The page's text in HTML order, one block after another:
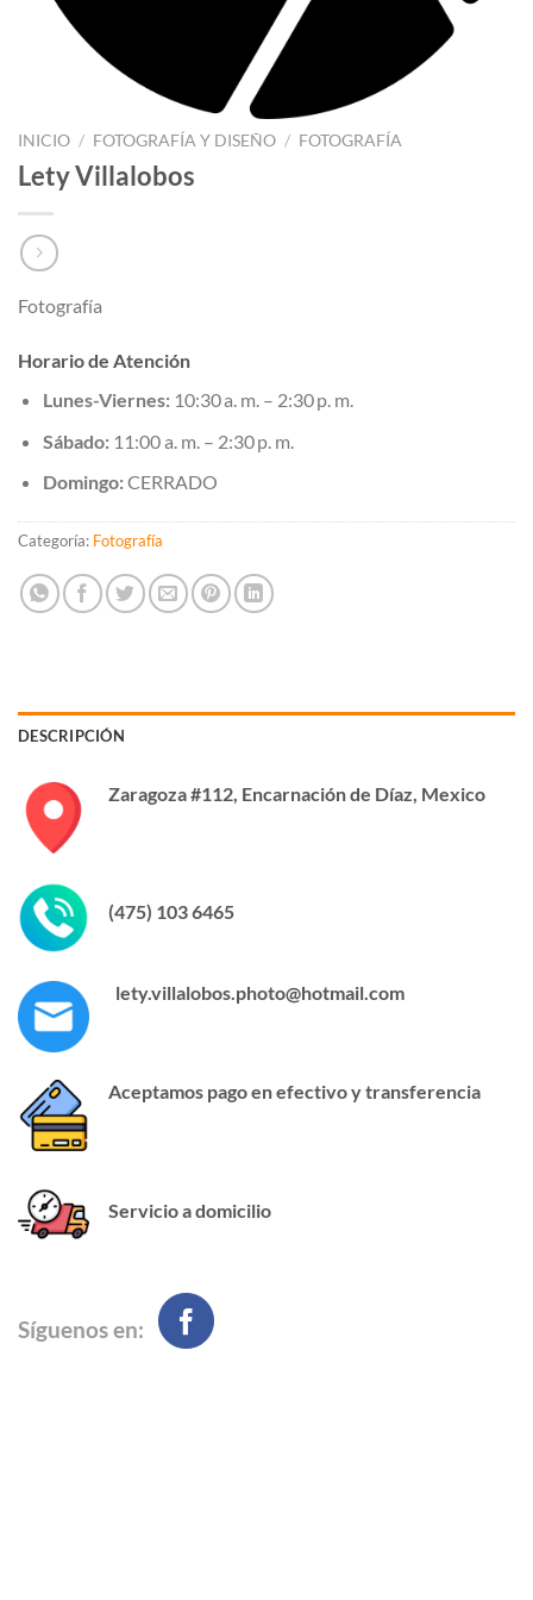
INICIO / FOTOGRAFÍA Y DISEÑO / FOTOGRAFÍA
Lety Villalobos
Fotografía
Horario de Atención
Lunes-Viernes:10:30 a. m. – 2:30 p. m.
Sábado:11:00 a. m. – 2:30 p. m.
Domingo:CERRADO
Categoría: Fotografía
DESCRIPCIÓN
Zaragoza #112, Encarnación de Díaz, Mexico
(475) 103 6465
lety.villalobos.photo@hotmail.com
Aceptamos pago en efectivo y transferencia
Servicio a domicilio
Síguenos en: